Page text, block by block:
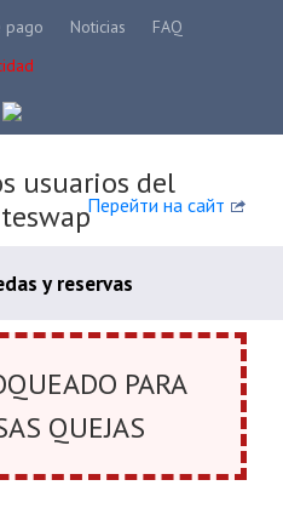
pago Noticias
FAQ
Перейти на сайт
usuarios del
y reservas
PARA
QUEJAS